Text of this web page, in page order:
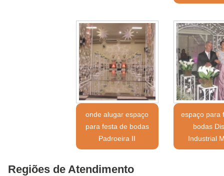
onde alugar espaço
para festa de bodas
Padroeira II
espaço para
bodas
Industrial
Regiões de Atendimento